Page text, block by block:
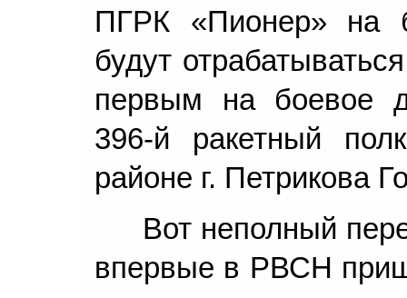
ПГРК «Пионер» на
будут
первым на боевое
396-й ракетный
районе г. Петрикова
Вот неполный
впервые в РВСН